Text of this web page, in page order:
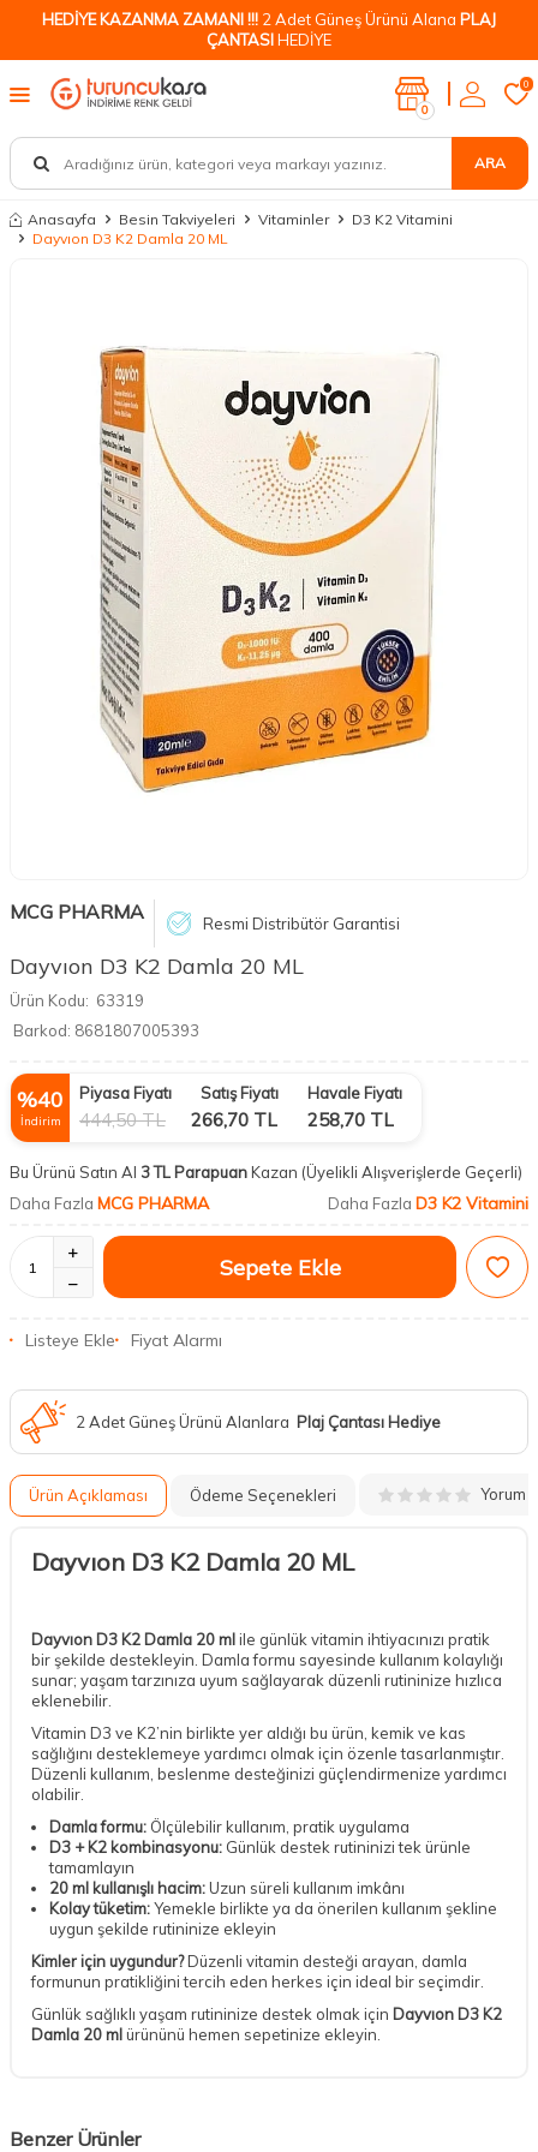
HEDİYE KAZANMA ZAMANI !!! 2 Adet Güneş Ürünü Alana PLAJ
ÇANTASIHEDİYE
ARA
0
0
Anasayfa Besin Takviyeleri Vitaminler
D3 K2 Vitamini
Dayvıon D3 K2 Damla 20 ML
MCG PHARMA Resmi Distribütör Garantisi
Dayvıon D3 K2 Damla 20 ML
Ürün Kodu: 63319
Barkod: 8681807005393
%40
İndirim
Piyasa Fiyatı
444,50TL
Satış Fiyatı
266,70 TL
Havale Fiyatı
258,70 TL
Bu Ürünü Satın Al 3 TL ParapuanKazan (Üyelikli Alışverişlerde Geçerli)
Daha Fazla MCG PHARMA Daha Fazla D3 K2 Vitamini
Sepete Ekle
Listeye Ekle Fiyat Alarmı
2 Adet Güneş Ürünü Alanlara Plaj Çantası Hediye
Ürün Açıklaması Ödeme Seçenekleri Yorum
Dayvıon D3 K2 Damla 20 ML
Dayvıon D3 K2 Damla 20 mlile günlük vitamin ihtiyacınızı pratik
bir şekilde destekleyin. Damla formu sayesinde kullanım kolaylığı
sunar; yaşam tarzınıza uyum sağlayarak düzenli rutininize hızlıca
eklenebilir.
Vitamin D3 ve K2’nin birlikte yer aldığı bu ürün, kemik ve kas
sağlığını desteklemeye yardımcı olmak için özenle tasarlanmıştır.
Düzenli kullanım, beslenme desteğinizi güçlendirmenize yardımcı
olabilir.
Damla formu: Ölçülebilir kullanım, pratik uygulama
D3 + K2 kombinasyonu: Günlük destek rutininizi tek ürünle
tamamlayın
20 ml kullanışlı hacim:Uzun süreli kullanım imkânı
Kolay tüketim:Yemekle birlikte ya da önerilen kullanım şekline
uygun şekilde rutininize ekleyin
Kimler için uygundur?Düzenli vitamin desteği arayan, damla
formunun pratikliğini tercih eden herkes için ideal bir seçimdir.
Günlük sağlıklı yaşam rutininize destek olmak için Dayvıon D3 K2
Damla 20 mlürününü hemen sepetinize ekleyin.
Benzer Ürünler